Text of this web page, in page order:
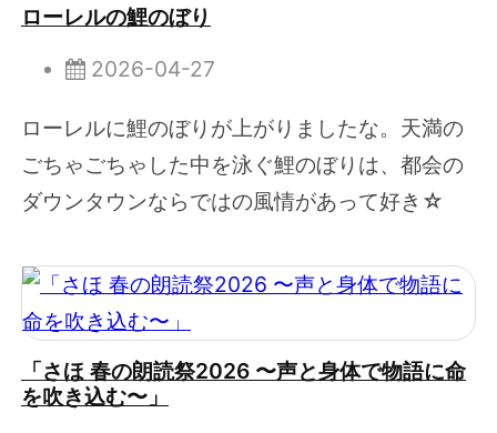
ローレルの鯉のぼり
2026-04-27
ローレルに鯉のぼりが上がりましたな。天満の
ごちゃごちゃした中を泳ぐ鯉のぼりは、都会の
ダウンタウンならではの風情があって好き☆
「さほ 春の朗読祭2026 〜声と身体で物語に命
を吹き込む〜」